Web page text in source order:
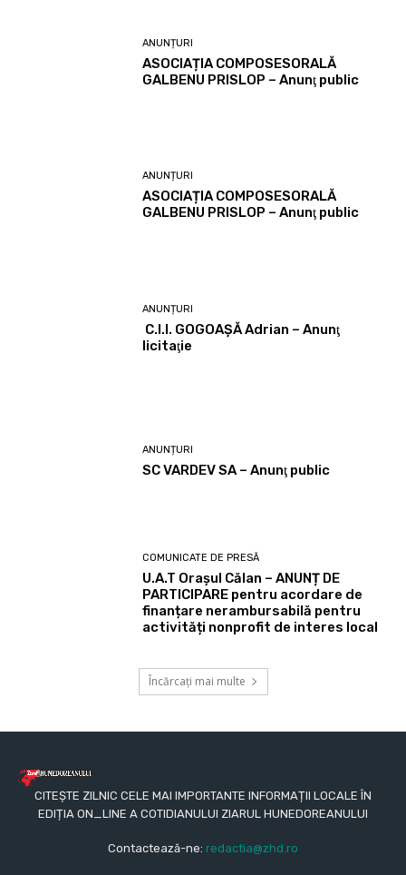
ANUNȚURI
ASOCIAȚIA COMPOSESORALĂ
GALBENU PRISLOP – Anunţ public
ANUNȚURI
ASOCIAȚIA COMPOSESORALĂ
GALBENU PRISLOP – Anunţ public
ANUNȚURI
C.I.I. GOGOAŞĂ Adrian – Anunţ
licitaţie
ANUNȚURI
SC VARDEV SA – Anunţ public
COMUNICATE DE PRESĂ
U.A.T Orașul Călan – ANUNȚ DE
PARTICIPARE pentru acordare de
finanțare nerambursabilă pentru
activități nonprofit de interes local
Încărcați mai multe
CITEȘTE ZILNIC CELE MAI IMPORTANTE INFORMAȚII LOCALE ÎN
EDIȚIA ON_LINE A COTIDIANULUI ZIARUL HUNEDOREANULUI
Contactează-ne: redactia@zhd.ro